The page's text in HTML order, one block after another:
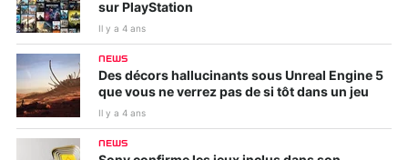
sur PlayStation
Il y a 4 ans
NEWS
Des décors hallucinants sous Unreal Engine 5
que vous ne verrez pas de si tôt dans un jeu
Il y a 4 ans
NEWS